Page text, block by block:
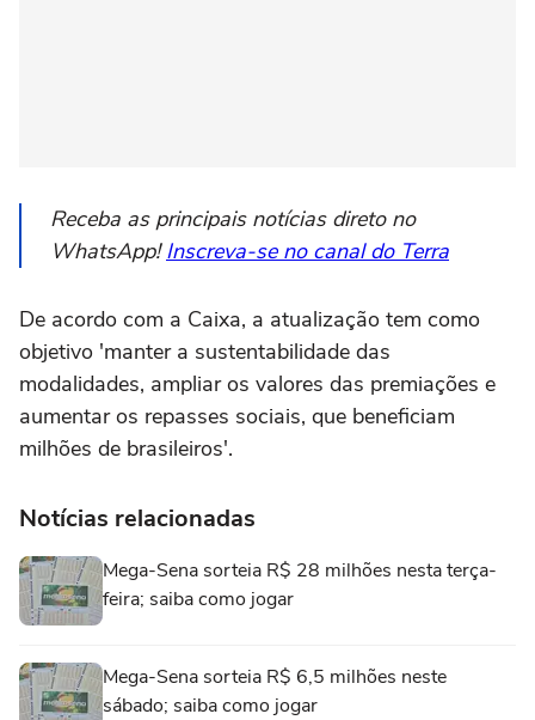
Receba as principais notícias direto no
WhatsApp!Inscreva-se no canal do Terra
De acordo com a Caixa, a atualização tem como
objetivo 'manter a sustentabilidade das
modalidades, ampliar os valores das premiações e
aumentar os repasses sociais, que beneficiam
milhões de brasileiros'.
Notícias relacionadas
Mega-Sena sorteia R$ 28 milhões nesta terça-
feira; saiba como jogar
Mega-Sena sorteia R$ 6,5 milhões neste
sábado; saiba como jogar